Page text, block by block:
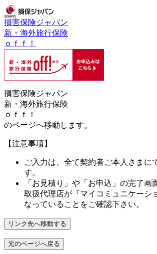
損害保険ジャパン
新・海外旅行保険
ｏｆｆ！
損害保険ジャパン
新・海外旅行保険
ｏｆｆ！
のページへ移動します。
【注意事項】
ご入力は、全て契約者ご本人さまに
す。
「お見積り」や「お申込」の完了画
取扱代理店が 『マイコミュニケーシ
なっていることをご確認下さい。
リンク先へ移動する
元のページへ戻る